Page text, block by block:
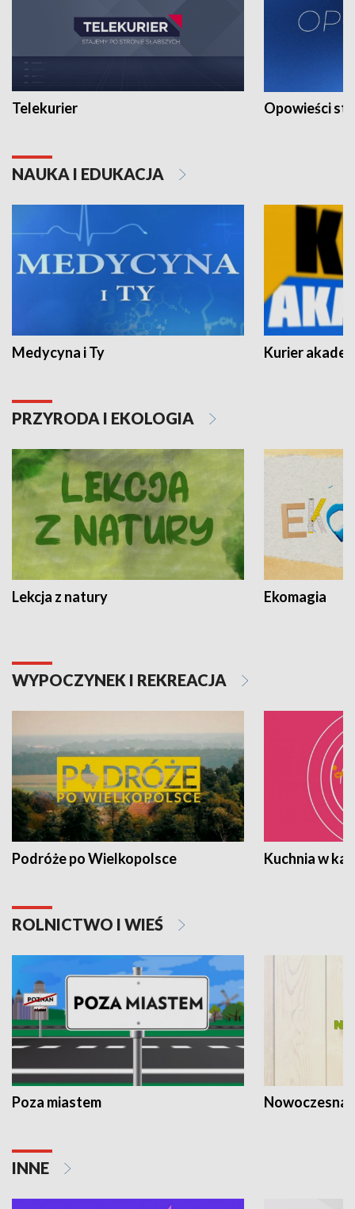
Telekurier Opowieści
NAUKA I EDUKACJA
Medycyna i Ty Kurier
PRZYRODA I EKOLOGIA
Lekcja z natury Ekomagia
WYPOCZYNEK I REKREACJA
Podróże po Wielkopolsce Kuchnia w
ROLNICTWO I WIEŚ
Poza miastem Nowoczesna
INNE